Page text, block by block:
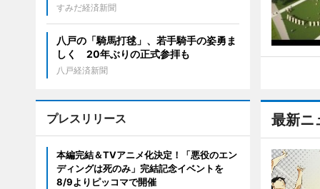
最新ニ
すみだ経済新聞
八戸の「騎馬打毬」、若手騎手の姿勇ま
しく 20年ぶりの正式参拝も
八戸経済新聞
プレスリリース
本編完結＆TVアニメ化決定！「悪役のエン
ディングは死のみ」完結記念イベントを
8/9よりピッコマで開催